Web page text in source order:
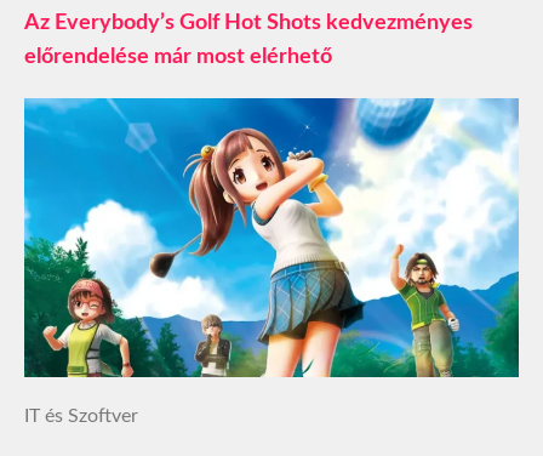
Az Everybody’s Golf Hot Shots kedvezményes
előrendelése már most elérhető
IT és Szoftver